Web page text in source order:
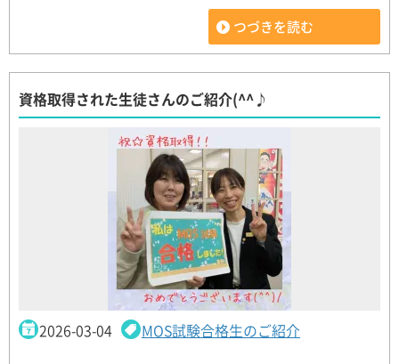
つづきを読む
資格取得された生徒さんのご紹介(^^♪
2026-03-04 MOS試験合格生のご紹介